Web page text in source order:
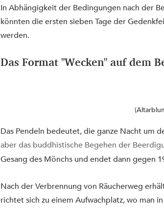
In Abhängigkeit der Bedingungen nach der
könnten die ersten sieben Tage der
werden.
Das Format "Wecken" auf dem
Das Pendeln bedeutet, die ganze Nacht um
aber das buddhistische Begehen der
Gesang des Mönchs und endet dann gegen
Nach der Verbrennung von Räucherweg
richtet sich zu einem Aufwachplatz, wo man